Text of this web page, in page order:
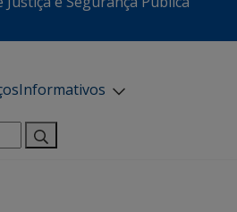
Informativos